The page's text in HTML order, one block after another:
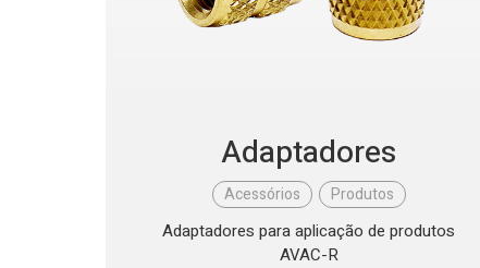
Adaptadores
Acessórios , Produtos
Adaptadores para aplicação de produtos
AVAC-R